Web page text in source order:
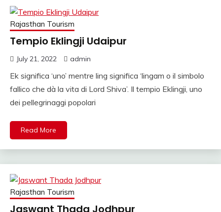
Rajasthan Tourism
Tempio Eklingji Udaipur
July 21, 2022 admin
Ek significa ‘uno’ mentre ling significa ‘lingam o il simbolo
fallico che dà la vita di Lord Shiva’. Il tempio Eklingji, uno
dei pellegrinaggi popolari
Read More
Rajasthan Tourism